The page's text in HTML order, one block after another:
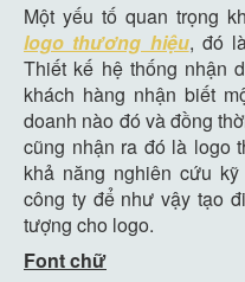
Một yếu tố quan trọng
logo thương hiệu, đó
Thiết kế hệ thống nhận
khách hàng nhận biết
doanh nào đó và đồng
cũng nhận ra đó là logo
khả năng nghiên cứu
công ty để như vậy tạo
tượng cho logo.
Font chữ